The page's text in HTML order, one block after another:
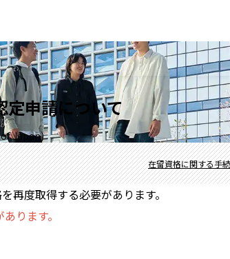
定申請について
Japan)
在留資格に関する手
再度取得する必要があります。
ります。